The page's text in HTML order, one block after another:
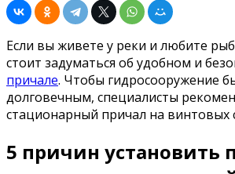
Если вы живете у реки и любите
стоит задуматься об удобном и
причале. Чтобы гидросооружение
долговечным, специалисты
стационарный причал на винтовых
5 причин установить